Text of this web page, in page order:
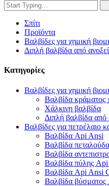
Σπίτι
Προϊόντα
Βαλβίδες για χημική
Διπλή βαλβίδα από
Κατηγορίες
Βαλβίδες για χημική
Βαλβίδα κράματος
Χάλκινη βαλβίδα
Διπλή βαλβίδα
Βαλβίδες για πετρέλαιο
Βαλβίδα Api Ansi
Βαλβίδα
Βαλβίδα
Βαλβίδα πύλης
Βαλβίδα Api Ansi
Βαλβίδα